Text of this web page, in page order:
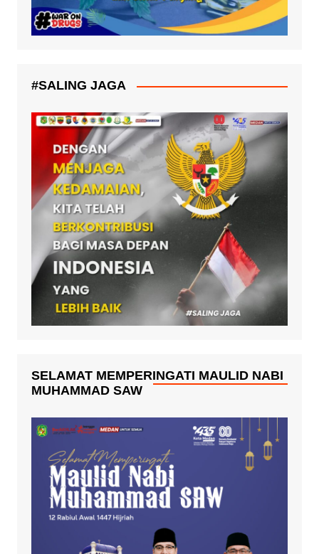
#SALING JAGA
SELAMAT MEMPERINGATI MAULID NABI
MUHAMMAD SAW